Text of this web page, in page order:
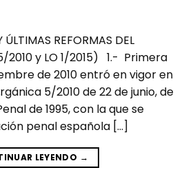
REFORMAS DEL
2010 y LO 1/2015) 1.- Primera
de 2010 entró en vigor en
5/2010 de 22 de junio, de
de 1995, con la que se
penal española […]
LEYENDO →